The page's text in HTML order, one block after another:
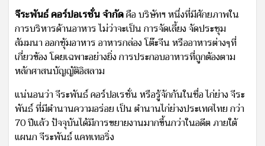
จีระพันธ์ คอร์ปอเรชั่น จำกัดคือ บริษัทฯ หนึ่งที่มีศักยภาพใน
การบริหารด้านอาหาร ไม่ว่าจะเป็น การจัดเลี้ยง จัดประชุม
สัมมนา ออกซุ้มอาหาร อาหารกล่อง โต๊ะจีน หรืออาหารต่างๆที่
เกี่ยวข้อง โดยเฉพาะอย่างยิ่ง การประกอบอาหารที่ถูกต้องตาม
หลักศาสนบัญญัติอิสลาม
แน่นอนว่า จีระพันธ์ คอร์ปอเรชั่น หรือรู้จักกันในชื่อ ไก่ย่าง จีระ
พันธ์ ที่มีตำนานความอร่อย เป็น ตำนานไก่ย่างประเทศไทย กว่า
70 ปีแล้ว ปัจจุบันได้มีการขยายงานมากขึ้นกว่าในอดีต ภายใต้
แผนก จีระพันธ์ แคทเทอริ่ง